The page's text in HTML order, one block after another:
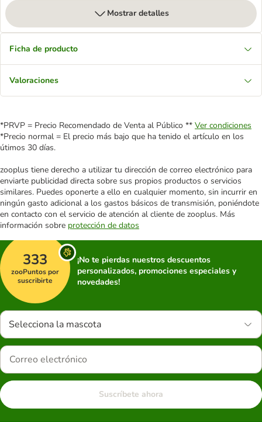
Mostrar detalles
Ficha de producto
Valoraciones
*PRVP = Precio Recomendado de Venta al Público ** Ver condiciones
*Precio normal = El precio más bajo que ha tenido el artículo en los
útimos 30 días.
zooplus tiene derecho a utilizar tu dirección de correo electrónico para
enviarte publicidad directa sobre sus propios productos o servicios
similares. Puedes oponerte a ello en cualquier momento, sin incurrir en
ningún gasto adicional a los gastos básicos de transmisión, poniéndote
en contacto con el servicio de atención al cliente de zooplus. Más
información sobre protección de datos
333
zooPuntos por
suscribirte
¡No te pierdas nuestros descuentos
personalizados, promociones especiales y
novedades!
Selecciona la mascota
Suscríbete ahora